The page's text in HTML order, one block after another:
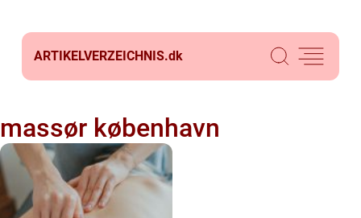
ARTIKELVERZEICHNIS.dk
massør københavn